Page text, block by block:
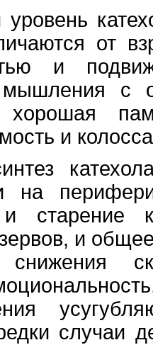
от
и
с
хорошая
и
на
старение
и
случаи